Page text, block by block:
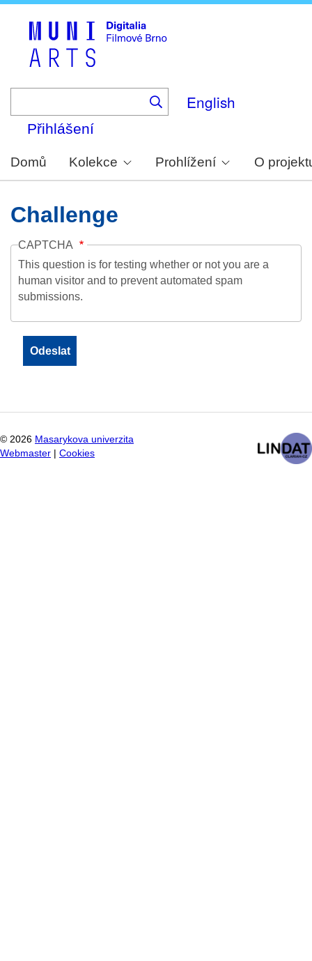
English
Přihlášení
Domů Kolekce Prohlížení O
Challenge
CAPTCHA
This question is for testing whether or not you are a
human visitor and to prevent automated spam
submissions.
© 2026 Masarykova univerzita
Webmaster
Cookies